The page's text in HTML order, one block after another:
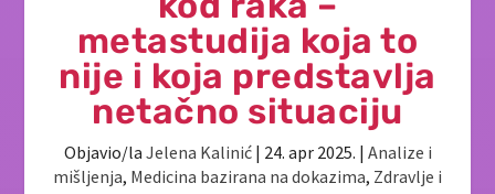
metastudija koja to
nije i koja predstavlja
netačno situaciju
Objavio/la Jelena Kalinić| 24. apr 2025. | Analize i
mišljenja, Medicina bazirana na dokazima, Zdravlje i